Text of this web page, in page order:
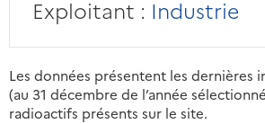
Exploitant : Industrie
Les données présentent les dernières
(au 31 décembre de l’année
radioactifs présents sur le site.